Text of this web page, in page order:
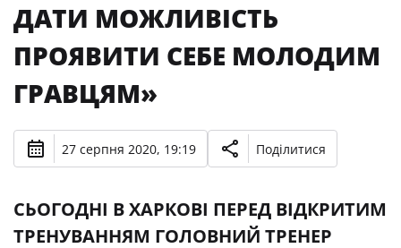
ДАТИ МОЖЛИВІСТЬ
ПРОЯВИТИ СЕБЕ МОЛОДИМ
ГРАВЦЯМ»
27 серпня 2020, 19:19 Поділитися
СЬОГОДНІ В ХАРКОВІ ПЕРЕД ВІДКРИТИМ
ТРЕНУВАННЯМ ГОЛОВНИЙ ТРЕНЕР